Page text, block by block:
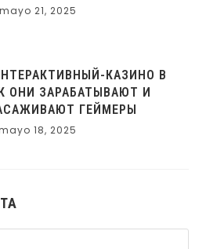
mayo 21, 2025
КАЗИНО В
ОНИ ЗАРАБАТЫВАЮТ И
ГЕЙМЕРЫ
18, 2025